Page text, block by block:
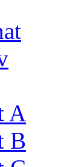
A
B